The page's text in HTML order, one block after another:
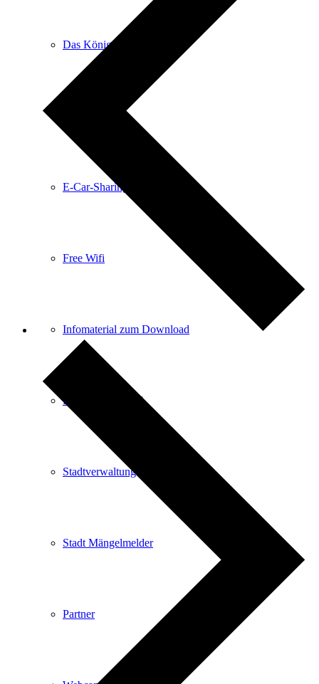
Das Königsteiner Lädchen
E-Car-Sharing
Free Wifi
Infomaterial zum Download
Kartenvorverkauf
Stadtverwaltung
Stadt Mängelmelder
Partner